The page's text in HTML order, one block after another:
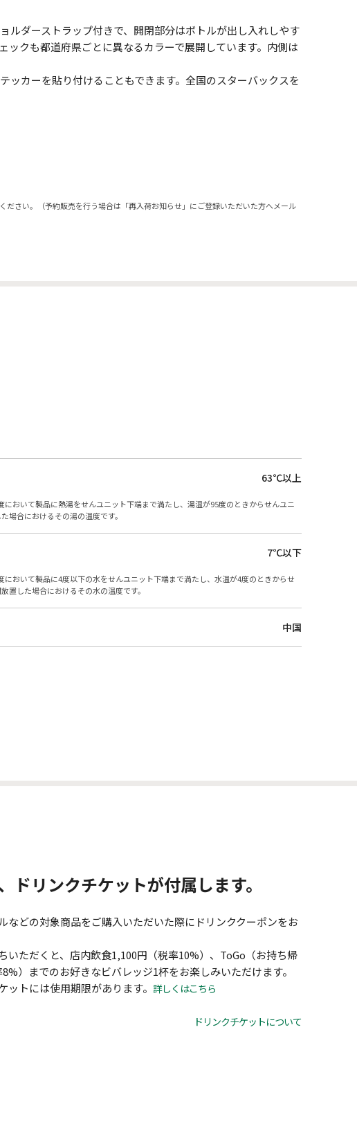
ルダーストラップ付きで、開閉部分はボトルが出し入れしやす
クも都道府県ごとに異なるカラーで展開しています。内側は
カーを貼り付けることもできます。全国のスターバックスを
さい。（予約販売を行う場合は「再入荷お知らせ」にご登録いただいた方へメール
63℃以上
において製品に熱湯をせんユニット下端まで満たし、湯温が95度のときからせんユニ
場合におけるその湯の温度です。
7℃以下
において製品に4度以下の水をせんユニット下端まで満たし、水温が4度のときからせ
置した場合におけるその水の温度です。
中国
ドリンクチケットが付属します。
などの対象商品をご購入いただいた際にドリンククーポンをお
いただくと、店内飲食1,100円（税率10%）、ToGo（お持ち帰
）までのお好きなビバレッジ1杯をお楽しみいただけます。
トには使用期限があります。 詳しくはこちら
ドリンクチケットについて